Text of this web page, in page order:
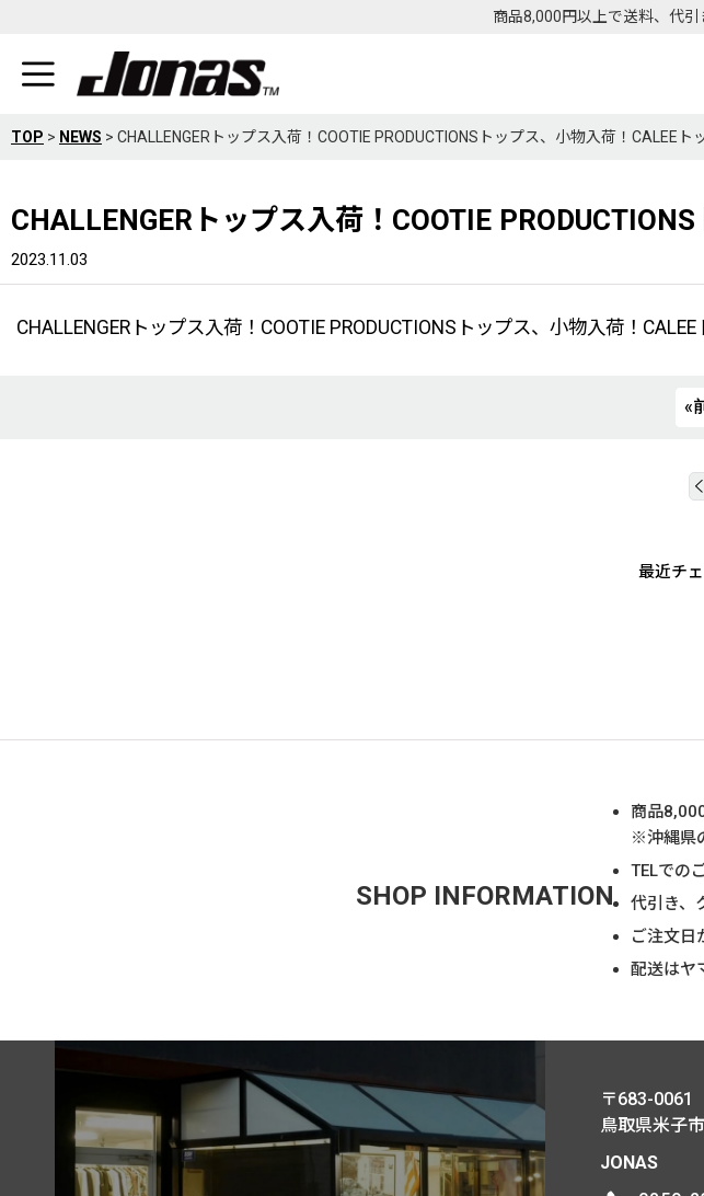
商品8,000円以上で送料、代引
TOP > NEWS > CHALLENGERトップス入荷！COOTIE PRODUCTIONSトップス、小物入荷！CALEEト
CHALLENGERトップス入荷！COOTIE
2023.11.03
CHALLENGERトップス入荷！COOTIE PRODUCTIONSトップス、小物入荷！CALEE
«
最近チ
SHOP INFORMATION
商品
※沖縄県
TELでの
代引き、
ご注文日
配送はヤ
〒683-0061
鳥取県米子
JONAS